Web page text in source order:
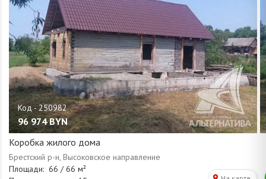
96 974 BYN
Коробка жилого дома